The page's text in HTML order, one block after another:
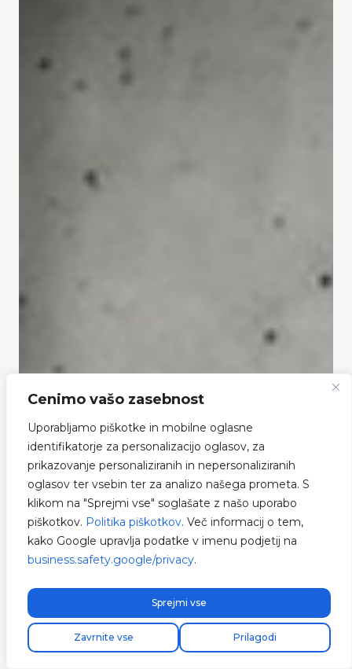
Cenimo vašo zasebnost
Uporabljamo piškotke in mobilne oglasne
identifikatorje za personalizacijo oglasov, za
prikazovanje personaliziranih in nepersonaliziranih
oglasov ter vsebin ter za analizo našega prometa. S
klikom na "Sprejmi vse" soglašate z našo uporabo
piškotkov. Politika piškotkov. Več informacij o tem,
kako Google upravlja podatke v imenu podjetij na
business.safety.google/privacy.
Prilagodi
Zavrnite vse
Sprejmi vse
Envio express gratuito!
Kostenloser Expressversand!